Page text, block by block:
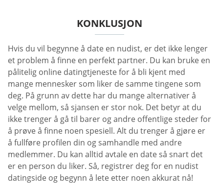
KONKLUSJON
Hvis du vil begynne å date en nudist, er det ikke lenger
et problem å finne en perfekt partner. Du kan bruke en
pålitelig online datingtjeneste for å bli kjent med
mange mennesker som liker de samme tingene som
deg. På grunn av dette har du mange alternativer å
velge mellom, så sjansen er stor nok. Det betyr at du
ikke trenger å gå til barer og andre offentlige steder for
å prøve å finne noen spesiell. Alt du trenger å gjøre er
å fullføre profilen din og samhandle med andre
medlemmer. Du kan alltid avtale en date så snart det
er en person du liker. Så, registrer deg for en nudist
datingside og begynn å lete etter noen akkurat nå!